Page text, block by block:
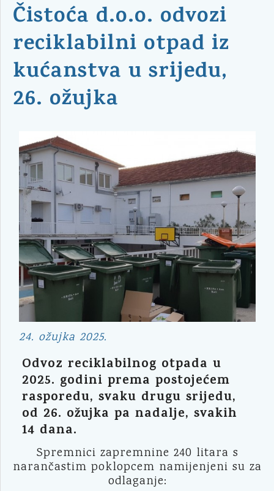
Čistoća d.o.o. odvozi
reciklabilni otpad iz
kućanstva u srijedu,
26. ožujka
24. ožujka 2025.
Odvoz reciklabilnog otpada u
2025. godini prema postojećem
rasporedu, svaku drugu srijedu,
od 26. ožujka pa nadalje, svakih
14 dana.
Spremnici zapremnine 240 litara s
narančastim poklopcem namijenjeni su za
odlaganje: